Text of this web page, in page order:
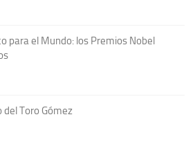
para el Mundo: los Premios Nobel
del Toro Gómez